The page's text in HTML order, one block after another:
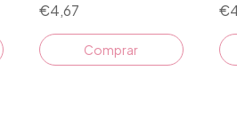
€4,67
Comprar